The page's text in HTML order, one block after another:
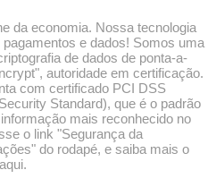
da economia. Nossa tecnologia
e dados! Somos uma
de dados de ponta-a-
autoridade em certificação.
com certificado PCI DSS
Standard), que é o padrão
mais reconhecido no
o link "Segurança da
do rodapé, e saiba mais o